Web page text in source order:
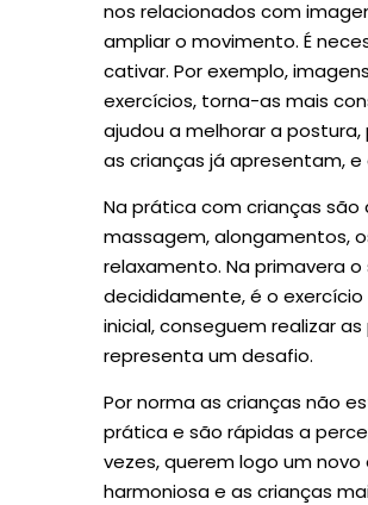
nos relacionados com
ampliar o movimento. É
cativar. Por exemplo,
exercícios, torna-as mais
ajudou a melhorar a
as crianças já apresentam,
Na prática com crianças
massagem, alongamentos,
relaxamento. Na primavera
decididamente, é o
inicial, conseguem realizar
representa um desafio.
Por norma as crianças não
prática e são rápidas a
vezes, querem logo um
harmoniosa e as crianças